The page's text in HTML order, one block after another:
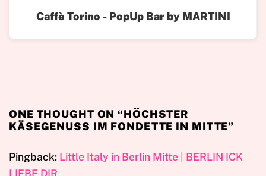
Caffè Torino - PopUp Bar by MARTINI
ONE THOUGHT ON “HÖCHSTER
KÄSEGENUSS IM FONDETTE IN MITTE”
Pingback: Little Italy in Berlin Mitte | BERLIN ICK
LIEBE DIR